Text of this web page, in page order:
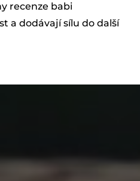
recenze babi
a dodávají sílu do další